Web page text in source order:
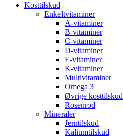
Kosttilskud
Enkeltvitaminer
A-vitaminer
B-vitaminer
C-vitaminer
D-vitaminer
E-vitaminer
K-vitaminer
Multivitaminer
Omega 3
Øvrige kosttilskud
Rosenrod
Mineraler
Jerntilskud
Kaliumtilskud